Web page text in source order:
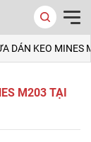
DÁN KEO MINES
M203 TẠI